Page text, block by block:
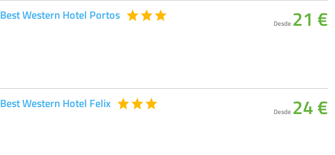
Best Western Hotel Portos
Desde 21 €
Best Western Hotel Felix
Desde 24 €